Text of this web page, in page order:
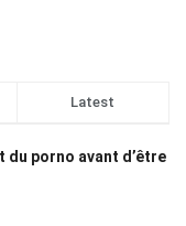
Latest
porno avant d’être